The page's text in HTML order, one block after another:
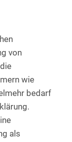
von
wie
bedarf
als